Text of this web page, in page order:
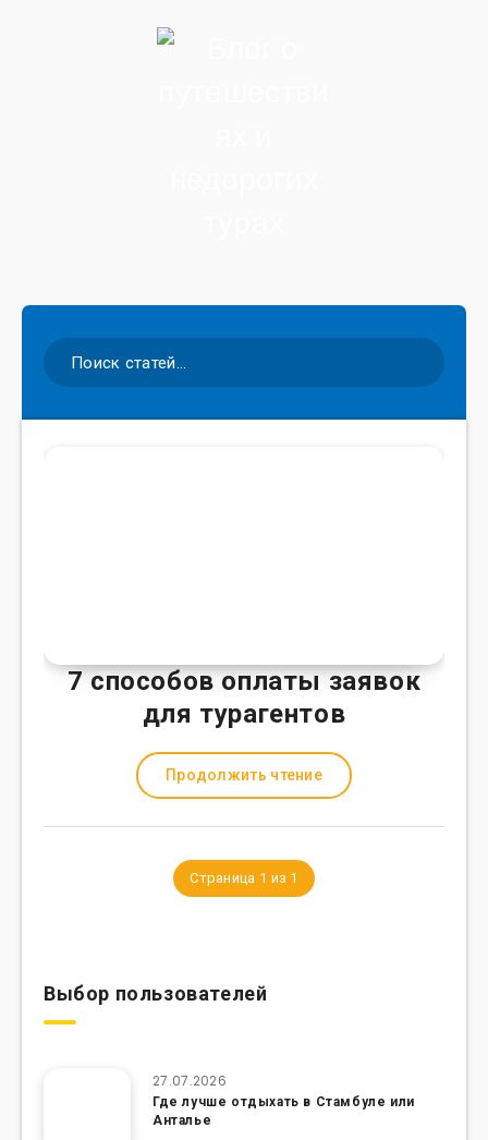
7 способов оплаты заявок
для турагентов
Продолжить чтение
Страница 1 из 1
Выбор пользователей
27.07.2026
Где лучше отдыхать в Стамбуле или
Анталье